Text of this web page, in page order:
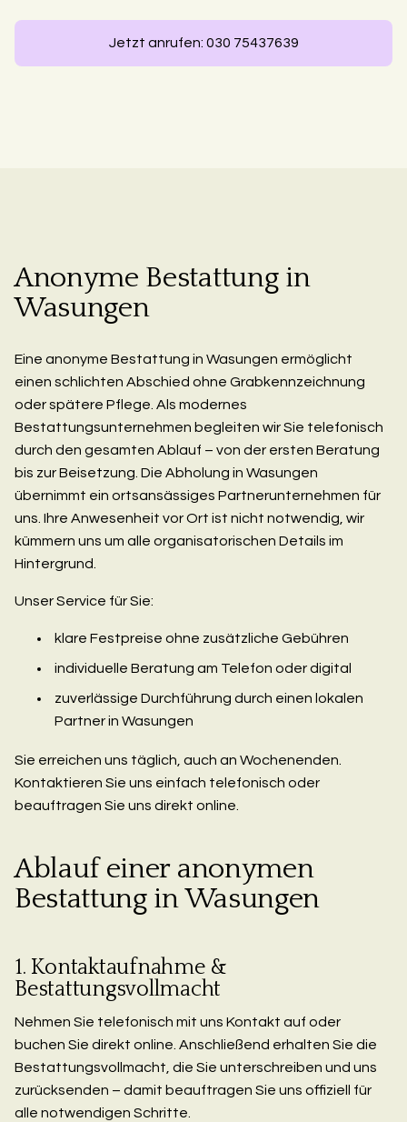
Jetzt anrufen: 030 75437639
Anonyme Bestattung in
Wasungen
Eine anonyme Bestattung in Wasungen ermöglicht
einen schlichten Abschied ohne Grabkennzeichnung
oder spätere Pflege. Als modernes
Bestattungsunternehmen begleiten wir Sie telefonisch
durch den gesamten Ablauf – von der ersten Beratung
bis zur Beisetzung. Die Abholung in Wasungen
übernimmt ein ortsansässiges Partnerunternehmen für
uns. Ihre Anwesenheit vor Ort ist nicht notwendig, wir
kümmern uns um alle organisatorischen Details im
Hintergrund.
Unser Service für Sie:
klare Festpreise ohne zusätzliche Gebühren
individuelle Beratung am Telefon oder digital
zuverlässige Durchführung durch einen lokalen
Partner in Wasungen
Sie erreichen uns täglich, auch an Wochenenden.
Kontaktieren Sie uns einfach telefonisch oder
beauftragen Sie uns direkt online.
Ablauf einer anonymen
Bestattung in Wasungen
1. Kontaktaufnahme &
Bestattungsvollmacht
Nehmen Sie telefonisch mit uns Kontakt auf oder
buchen Sie direkt online. Anschließend erhalten Sie die
Bestattungsvollmacht, die Sie unterschreiben und uns
zurücksenden – damit beauftragen Sie uns offiziell für
alle notwendigen Schritte.